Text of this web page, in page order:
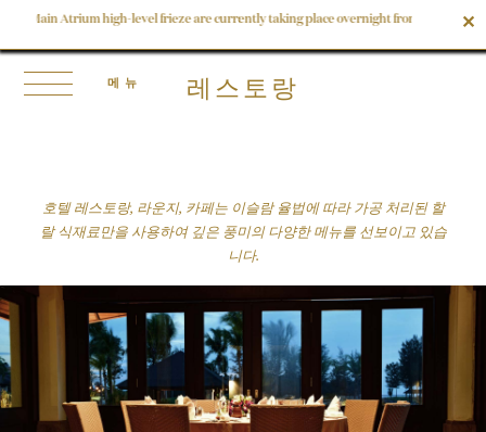
Main Atrium high-level frieze are currently taking place overnight from 8 pm to 6 am.✕
레스토랑
호텔 레스토랑, 라운지, 카페는 이슬람 율법에 따라 가공 처리된 할
랄 식재료만을 사용하여 깊은 풍미의 다양한 메뉴를 선보이고 있습
니다.